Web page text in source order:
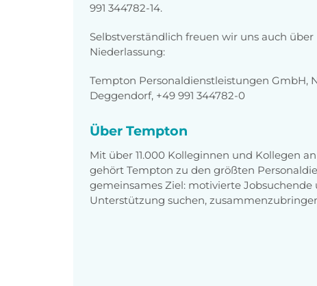
991 344782-14.
Selbstverständlich freuen wir uns auch
Niederlassung:
Tempton Personaldienstleistungen GmbH,
Deggendorf, +49 991 344782-0
Über Tempton
Mit über 11.000 Kolleginnen und Kollegen
gehört Tempton zu den größten
gemeinsames Ziel: motivierte
Unterstützung suchen,